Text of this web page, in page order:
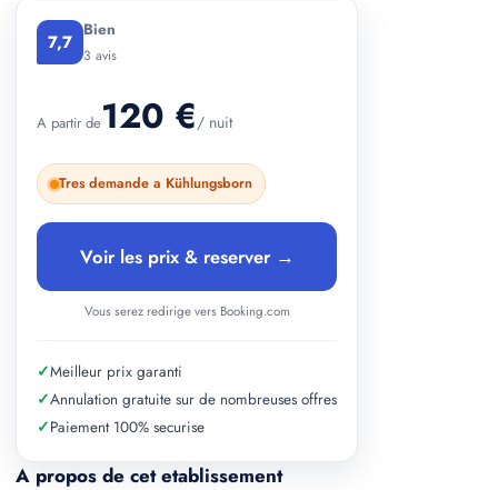
A propos de cet etablissement
7,7 Bien
3 avis
A partir de120 €/ nuit
Tres demande a Kühlungsborn
Voir les prix & reserver →
Vous serez redirige vers Booking.com
✓Meilleur prix garanti
✓Annulation gratuite sur de nombreuses offres
✓Paiement 100% securise